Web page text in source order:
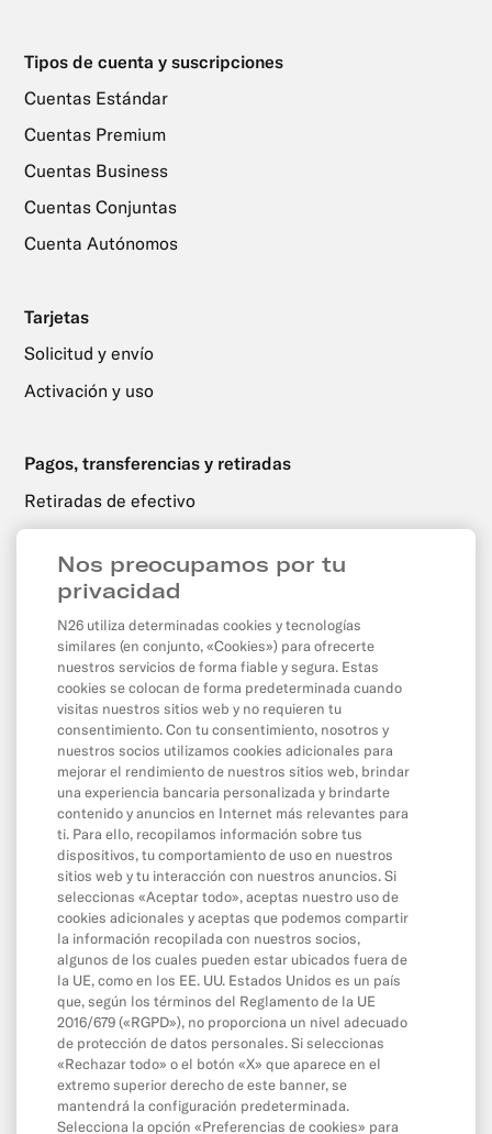
Tipos de cuenta y suscripciones
Cuentas Estándar
Cuentas Premium
Cuentas Business
Cuentas Conjuntas
Cuenta Autónomos
Tarjetas
Solicitud y envío
Activación y uso
Pagos, transferencias y retiradas
Retiradas de efectivo
Transferencias
Domiciliaciones y transferencias programadas
Pagos con tarjeta y por internet
Saldo y límites
App y herramientas
La app
Cash26
Contacta con N26
Wallet digitales
Invita a un amigo
MoneyBeam
Cuenta de Ahorro N26
N26 SIM
Descubierto y crédito
Ahorro e inversiones
Nos preocupamos por tu
privacidad
N26 utiliza determinadas cookies y tecnologías
similares (en conjunto, «Cookies») para ofrecerte
nuestros servicios de forma fiable y segura. Estas
cookies se colocan de forma predeterminada cuando
visitas nuestros sitios web y no requieren tu
consentimiento. Con tu consentimiento, nosotros y
nuestros socios utilizamos cookies adicionales para
mejorar el rendimiento de nuestros sitios web, brindar
una experiencia bancaria personalizada y brindarte
contenido y anuncios en Internet más relevantes para
ti. Para ello, recopilamos información sobre tus
dispositivos, tu comportamiento de uso en nuestros
sitios web y tu interacción con nuestros anuncios. Si
seleccionas «Aceptar todo», aceptas nuestro uso de
cookies adicionales y aceptas que podemos compartir
la información recopilada con nuestros socios,
algunos de los cuales pueden estar ubicados fuera de
la UE, como en los EE. UU. Estados Unidos es un país
que, según los términos del Reglamento de la UE
2016/679 («RGPD»), no proporciona un nivel adecuado
de protección de datos personales. Si seleccionas
«Rechazar todo» o el botón «X» que aparece en el
extremo superior derecho de este banner, se
mantendrá la configuración predeterminada.
Selecciona la opción «Preferencias de cookies» para